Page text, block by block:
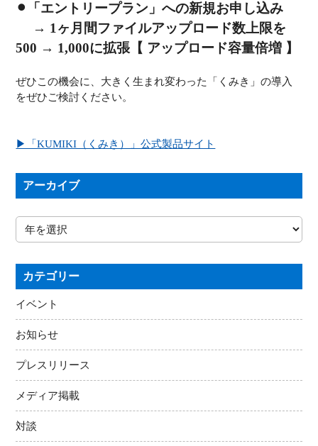
⚫︎「エントリープラン」への新規お申し込み
→ 1ヶ月間ファイルアップロード数上限を
500 → 1,000に拡張【 アップロード容量倍増 】
ぜひこの機会に、大きく生まれ変わった「くみき」の導入
をぜひご検討ください。
▶︎「KUMIKI（くみき）」公式製品サイト
アーカイブ
カテゴリー
イベント
お知らせ
プレスリリース
メディア掲載
対談